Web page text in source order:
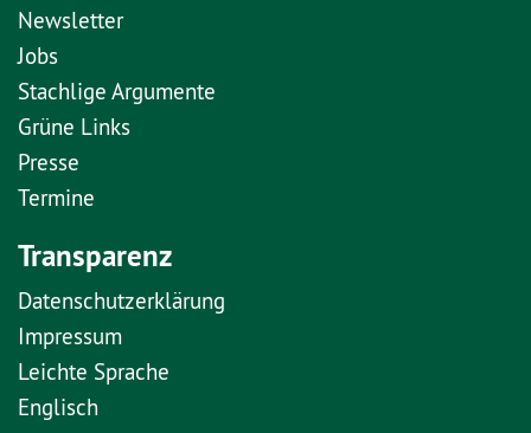
Newsletter
Jobs
Stachlige Argumente
Grüne Links
Presse
Termine
Transparenz
Datenschutzerklärung
Impressum
Leichte Sprache
Englisch